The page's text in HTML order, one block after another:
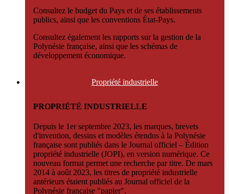
Consultez le budget du Pays et de ses établissements
publics, ainsi que les conventions État-Pays.
Consultez également les rapports sur la gestion de la
Polynésie française, ainsi que les schémas de
développement économique.
Propriété industrielle
PROPRIÉTÉ INDUSTRIELLE
Depuis le 1er septembre 2023, les marques, brevets
d'invention, dessins et modèles étendus à la Polynésie
française sont publiés dans le Journal officiel – Édition
propriété industrielle (JOPI), en version numérique. Ce
nouveau format permet une recherche par titre. De mars
2014 à août 2023, les titres de propriété industrielle
antérieurs étaient publiés au Journal officiel de la
Polynésie française "papier".